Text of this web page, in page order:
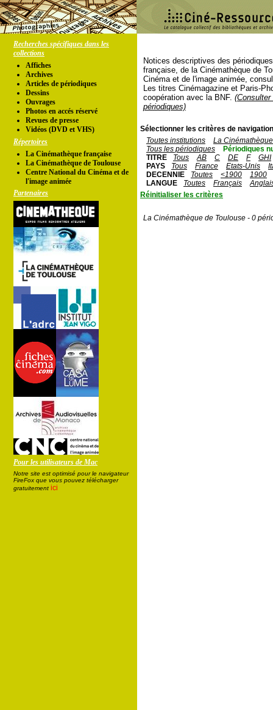
Recherches spécifiques dans les
collections
Affiches
Archives
Articles de périodiques
Dessins
Ouvrages
Photos en accés réservé
Revues de presse
Vidéos (DVD et VHS)
Répertoires
La Cinémathèque française
La Cinémathèque de Toulouse
Centre National du Cinéma et de
l'image animée
Partenaires
Pour les utilisateurs de Mac
Notre site est optimisé pour le navigateur
FireFox que vous pouvez télécharger
gratuitement ici
Notices descriptives des
française, de la Cinémathèque de
Cinéma et de l'image animée,
Les titres Cinémagazine et Paris-
coopération avec la BNF.
périodiques)
Sélectionner les critères de
Toutes institutions
La
Tous les périodiques
Périodiques
TITRE
Tous AB C DE F
GHI
PAYS
Tous France Etats-Unis
DECENNIE
Toutes <1900
1900
LANGUE
Toutes Français
Réinitialiser les critères
La Cinémathèque de Toulouse - 0